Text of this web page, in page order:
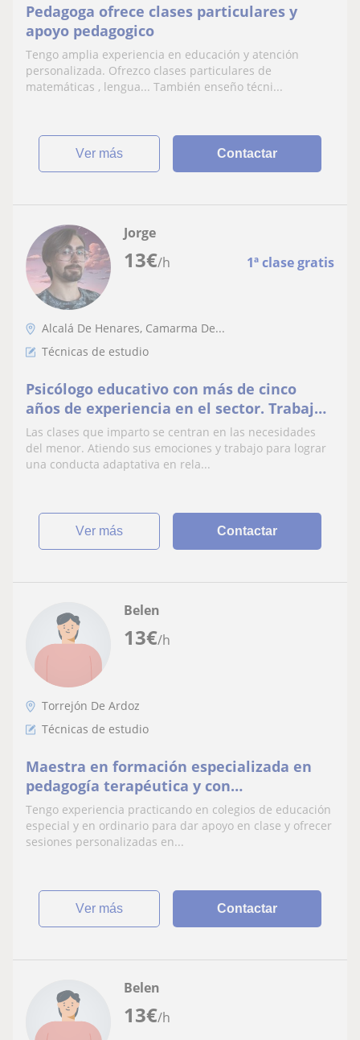
Pedagoga ofrece clases particulares y
apoyo pedagogico
Tengo amplia experiencia en educación y atención
personalizada. Ofrezco clases particulares de
matemáticas , lengua... También enseño técni...
ver más Contactar
13€/h 1ª clase gratis
Jorge
Alcalá De Henares, Camarma De...
Técnicas de estudio
Psicólogo educativo con más de cinco
años de experiencia en el sector. Trabajo
con perfil con dificultades de aprendizaje
Las clases que imparto se centran en las necesidades
del menor. Atiendo sus emociones y trabajo para lograr
una conducta adaptativa en rela...
ver más Contactar
13€/h
Belen
Torrejón De Ardoz
Técnicas de estudio
Maestra en formación especializada en
pedagogía terapéutica y con
conocimientos sobre técnicas de estudio
en diversas situaciones.
Tengo experiencia practicando en colegios de educación
especial y en ordinario para dar apoyo en clase y ofrecer
sesiones personalizadas en...
ver más Contactar
13€/h
Belen